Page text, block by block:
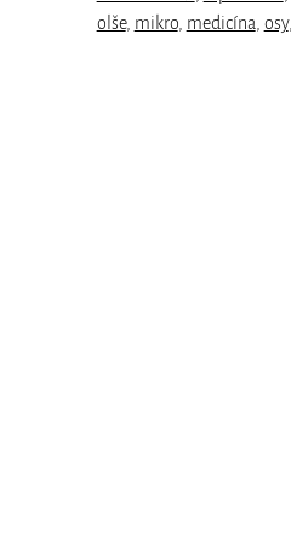
olše, mikro, medicína osy,